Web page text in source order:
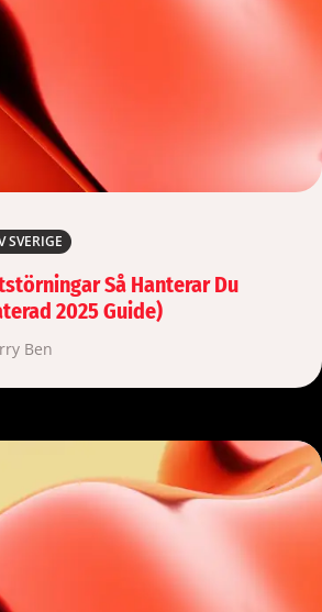
SVERIGE
Så Hanterar Du
2025 Guide)
Ben